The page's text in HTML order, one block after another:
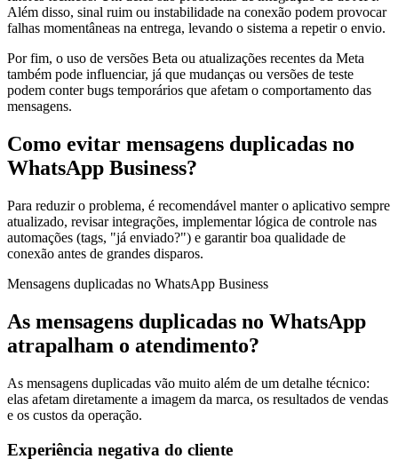
Além disso, sinal ruim ou instabilidade na conexão podem provocar
falhas momentâneas na entrega, levando o sistema a repetir o envio.
Por fim, o uso de versões Beta ou atualizações recentes da Meta
também pode influenciar, já que mudanças ou versões de teste
podem conter bugs temporários que afetam o comportamento das
mensagens.
Como evitar mensagens duplicadas no
WhatsApp Business?
Para reduzir o problema, é recomendável manter o aplicativo sempre
atualizado, revisar integrações, implementar lógica de controle nas
automações (tags, "já enviado?") e garantir boa qualidade de
conexão antes de grandes disparos.
Mensagens duplicadas no WhatsApp Business
As mensagens duplicadas no WhatsApp
atrapalham o atendimento?
As mensagens duplicadas vão muito além de um detalhe técnico:
elas afetam diretamente a imagem da marca, os resultados de vendas
e os custos da operação.
Experiência negativa do cliente